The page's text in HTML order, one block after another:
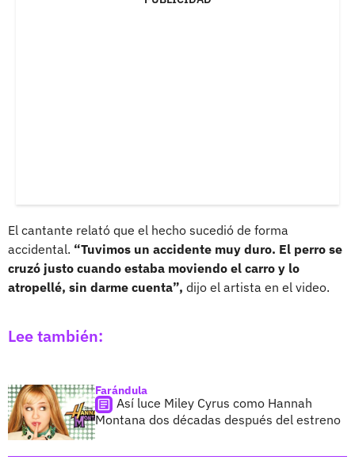
El cantante relató que el hecho sucedió de forma
accidental. “Tuvimos un accidente muy duro. El perro se
cruzó justo cuando estaba moviendo el carro y lo
atropellé, sin darme cuenta”, dijo el artista en el video.
Lee también:
Farándula
Así luce Miley Cyrus como Hannah
Montana dos décadas después del estreno